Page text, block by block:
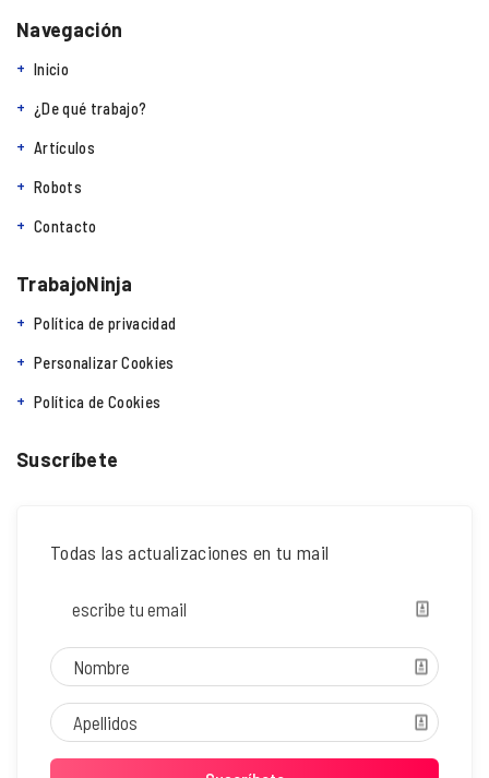
Navegación
Inicio
¿De qué trabajo?
Artículos
Robots
Contacto
TrabajoNinja
Política de privacidad
Personalizar Cookies
Política de Cookies
Suscríbete
Todas las actualizaciones en tu mail